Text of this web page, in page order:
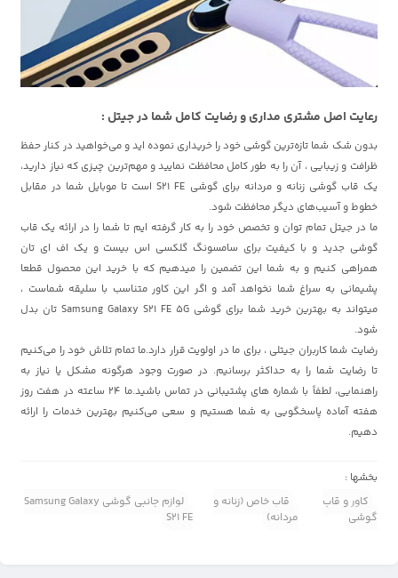
رعایت اصل مشتری مداری و رضایت کامل شما در جیتل :
بدون شک شما تازه‌ترین گوشی خود را خریداری نموده اید و می‌خواهید در کنار حفظ
ظرافت و زیبایی ، آن را به طور کامل محافظت نمایید و مهم‌ترین چیزی که نیاز دارید،
یک قاب گوشی زنانه و مردانه برای گوشی S21 FE است تا موبایل شما در مقابل
خطوط و آسیب‌های دیگر محافظت شود.
ما در جیتل تمام توان و تخصص خود را به کار گرفته ایم تا شما را در ارائه یک قاب
گوشی جدید و با کیفیت برای سامسونگ گلکسی اس بیست و یک اف ای تان
همراهی کنیم و به شما این تضمین را میدهیم که با خرید این محصول قطعا
پشیمانی به سراغ شما نخواهد آمد و اگر این کاور متناسب با سلیقه شماست ،
میتواند به بهترین خرید شما برای گوشی Samsung Galaxy S21 FE 5G تان بدل
شود.
رضایت شما کاربران جیتلی ، برای ما در اولویت قرار دارد.ما تمام تلاش خود را می‌کنیم
تا رضایت شما را به حداکثر برسانیم. در صورت وجود هرگونه مشکل یا نیاز به
راهنمایی، لطفاً با شماره های پشتیبانی در تماس باشید.ما 24 ساعته در هفت روز
هفته آماده پاسخگویی به شما هستیم و سعی می‌کنیم بهترین خدمات را ارائه
دهیم.
بخشها :
کاور و قاب
گوشی
قاب خاص (زنانه و
مردانه)
لوازم جانبی گوشی Samsung Galaxy
S21 FE